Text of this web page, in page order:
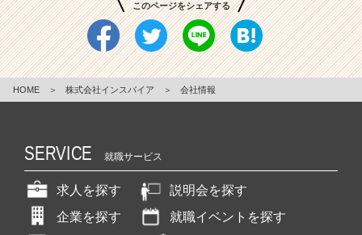
このページをシェアする
HOME ＞ 株式会社インスパイア ＞ 会社情報
SERVICE 就職サービス
求人を探す
説明会を探す
企業を探す
就職イベントを探す